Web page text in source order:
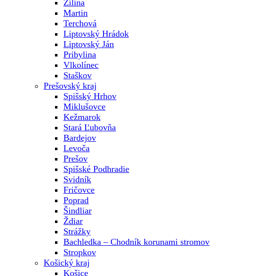
Žilina
Martin
Terchová
Liptovský Hrádok
Liptovský Ján
Pribylina
Vlkolínec
Staškov
Prešovský kraj
Spišský Hrhov
Miklušovce
Kežmarok
Stará Ľubovňa
Bardejov
Levoča
Prešov
Spišské Podhradie
Svidník
Fričovce
Poprad
Šindliar
Ždiar
Strážky
Bachledka – Chodník korunami stromov
Stropkov
Košický kraj
Košice